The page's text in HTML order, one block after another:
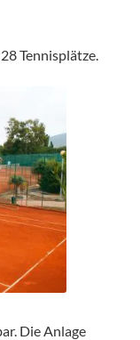
Tennisplätze.
Die Anlage